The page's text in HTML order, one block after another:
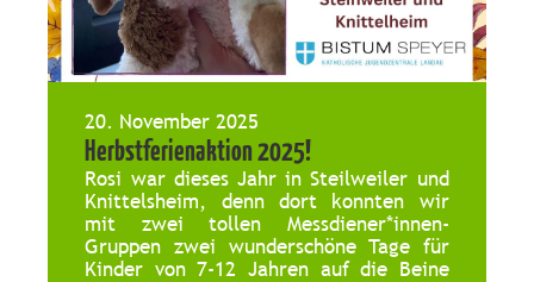
20. November 2025
Herbstferienaktion 2025!
Rosi war dieses Jahr in Steilweiler und
Knittelsheim, denn dort konnten wir
mit zwei tollen Messdiener*innen-
Gruppen zwei wunderschöne Tage für
Kinder von 7-12 Jahren auf die Beine